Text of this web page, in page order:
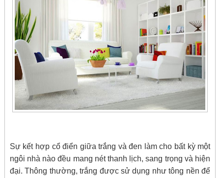
Sự kết hợp cổ điển giữa trắng và đen làm cho bất kỳ một
ngôi nhà nào đều mang nét thanh lịch, sang trọng và hiện
đại. Thông thường, trắng được sử dụng như tông nền để